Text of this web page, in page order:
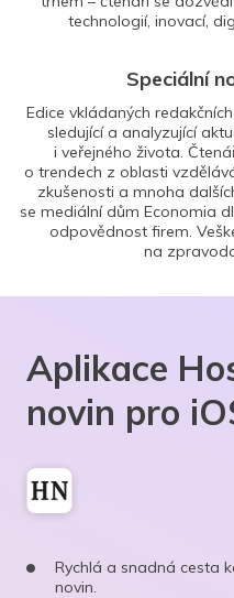
technologií, inovací,
Speciální
Edice vkládaných
sledující a analyzující
i veřejného života.
o trendech z oblasti
zkušenosti a mnoha
se mediální dům Economia
odpovědnost firem.
na
Aplikace
novin pro
Rychlá a snadná cesta
novin.